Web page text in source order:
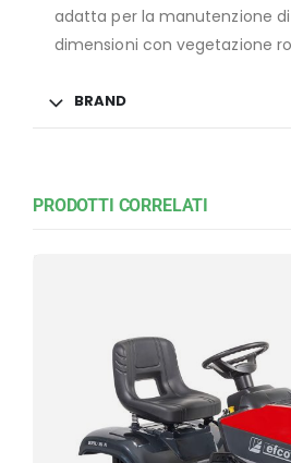
adatta per la manutenzione
dimensioni con vegetazione
BRAND
PRODOTTI CORRELATI